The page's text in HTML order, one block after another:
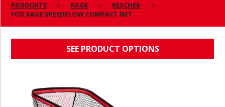
PRODUKTE RAGE
KESCHER
FOX RAGE SPEEDFLOW COMPACT NET
SEE PRODUCT OPTIONS